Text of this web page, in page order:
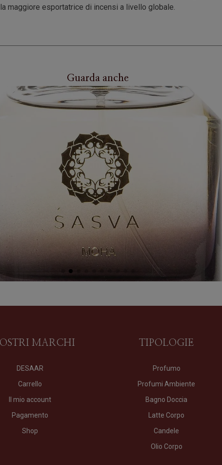
maggiore esportatrice di incensi a livello globale.
Guarda anche
MARCHI
DESAAR
Carrello
Il mio account
Pagamento
Shop
TIPOLOGIE
Profumo
Profumi Ambiente
Bagno Doccia
Latte Corpo
Candele
Olio Corpo